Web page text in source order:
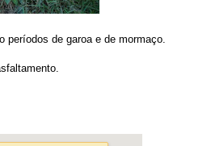
períodos de garoa e de mormaço.